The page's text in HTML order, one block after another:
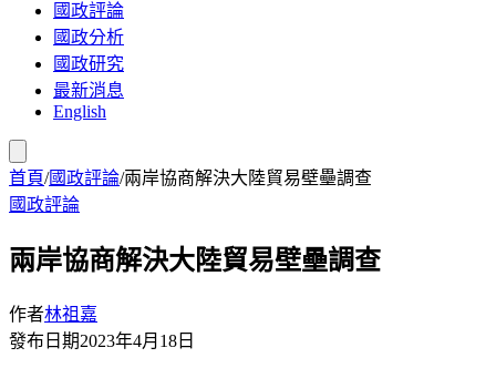
國政評論
國政分析
國政研究
最新消息
English
首頁/國政評論/兩岸協商解決大陸貿易壁壘調查
國政評論
兩岸協商解決大陸貿易壁壘調查
作者林祖嘉
發布日期2023年4月18日